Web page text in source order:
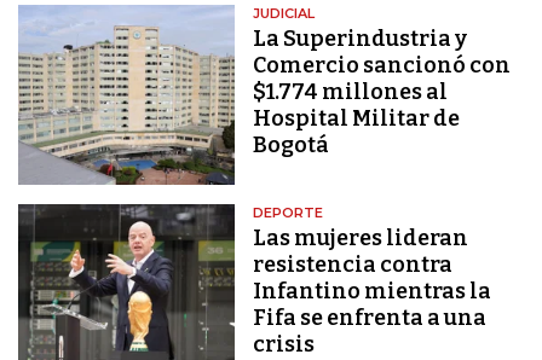
JUDICIAL
La Superindustria y
Comercio sancionó con
$1.774 millones al
Hospital Militar de
Bogotá
DEPORTE
Las mujeres lideran
resistencia contra
Infantino mientras la
Fifa se enfrenta a una
crisis